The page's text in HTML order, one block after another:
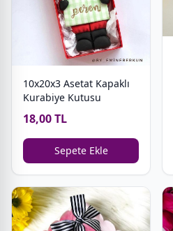
10x20x3 Asetat Kapaklı
Kurabiye Kutusu
18,00 TL
Sepete Ekle